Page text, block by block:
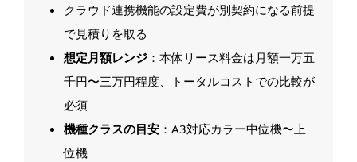
クラウド連携機能の設定費が別契約になる前提
で見積りを取る
想定月額レンジ ：本体リース料金は月額一万五
千円〜三万円程度、トータルコストでの比較が
必須
機種クラスの目安 ：A3対応カラー中位機〜上
位機